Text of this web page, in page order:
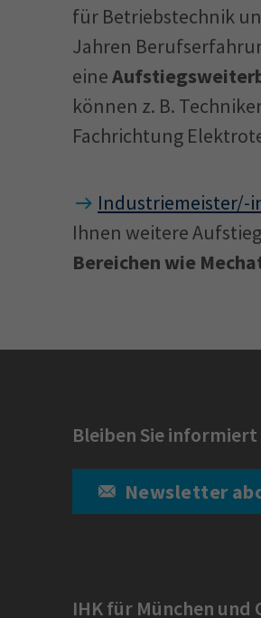
für Betriebstechnik
Jahren
eine
können z. B.
Fachrichtung
Industriemeister/-
Ihnen weitere
Bereichen wie
Bleiben Sie informiert
Newsletter
IHK für München und